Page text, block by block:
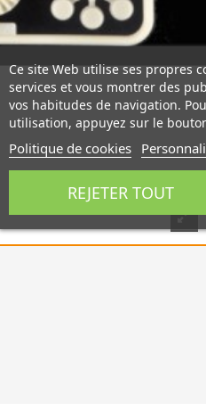
Ce site Web utilise ses propres
services et vous montrer des
vos habitudes de navigation.
utilisation, appuyez sur le
Politique de cookies
REJETER TOUT